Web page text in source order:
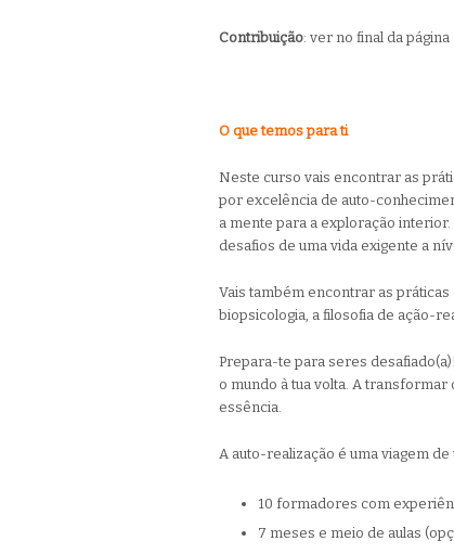
Contribuição: ver no final da página
O que temos para ti
Neste curso vais encontrar as
por excelência de auto-
a mente para a exploração
desafios de uma vida exigente a
Vais também encontrar as práticas
biopsicologia, a filosofia de ação-
Prepara-te para seres
o mundo à tua volta. A
essência.
A auto-realização é uma viagem
10 formadores com
7 meses e meio de aulas